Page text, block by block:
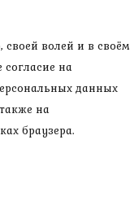
волей и в своём
согласие на
данных
на
браузера.